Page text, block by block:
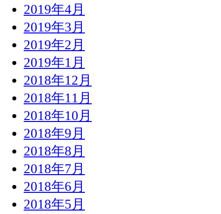
2019年4月
2019年3月
2019年2月
2019年1月
2018年12月
2018年11月
2018年10月
2018年9月
2018年8月
2018年7月
2018年6月
2018年5月